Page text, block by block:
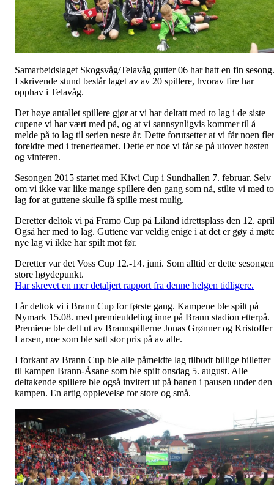
Samarbeidslaget Skogsvåg/Telavåg gutter 06 har hatt en fin sesong.
I skrivende stund består laget av av 20 spillere, hvorav fire har
opphav i Telavåg.
Det høye antallet spillere gjør at vi har deltatt med to lag i de siste
cupene vi har vært med på, og at vi sannsynligvis kommer til å
melde på to lag til serien neste år. Dette forutsetter at vi får noen
foreldre med i trenerteamet. Dette er noe vi får se på utover høsten
og vinteren.
Sesongen 2015 startet med Kiwi Cup i Sundhallen 7. februar. Selv
om vi ikke var like mange spillere den gang som nå, stilte vi med to
lag for at guttene skulle få spille mest mulig.
Deretter deltok vi på Framo Cup på Liland idrettsplass den 12.
Også her med to lag. Guttene var veldig enige i at det er gøy å
nye lag vi ikke har spilt mot før.
Deretter var det Voss Cup 12.-14. juni. Som alltid er dette
store høydepunkt.
Har skrevet en mer detaljert rapport fra denne helgen tidligere.
I år deltok vi i Brann Cup for første gang. Kampene ble spilt på
Nymark 15.08. med premieutdeling inne på Brann stadion etterpå.
Premiene ble delt ut av Brannspillerne Jonas Grønner og Kristoffer
Larsen, noe som ble satt stor pris på av alle.
I forkant av Brann Cup ble alle påmeldte lag tilbudt billige billetter
til kampen Brann-Åsane som ble spilt onsdag 5. august. Alle
deltakende spillere ble også invitert ut på banen i pausen under den
kampen. En artig opplevelse for store og små.